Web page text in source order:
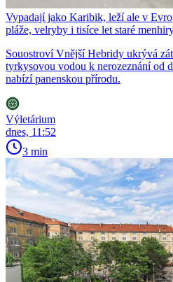
Vypadají jako Karibik, leží ale v
pláže, velryby i tisíce let staré
Souostroví Vnější Hebridy ukrývá
tyrkysovou vodou k nerozeznání od
nabízí panenskou přírodu.
Výletárium
dnes, 11:52
3 min